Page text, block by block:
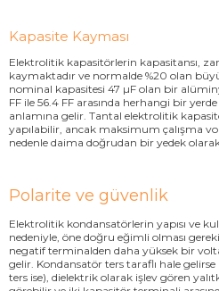
Kapasite Kayması
Elektrolitik kapasitörlerin kapasitansı,
kaymaktadır ve normalde %20 olan
nominal kapasitesi 47 µF olan bir
FF ile 56.4 FF arasında herhangi bir
anlamına gelir. Tantal elektrolitik
yapılabilir, ancak maksimum çalışma
nedenle daima doğrudan bir yedek
Polarite ve güvenlik
Elektrolitik kondansatörlerin yapısı ve
nedeniyle, öne doğru eğimli olması
negatif terminalden daha yüksek bir
gelir. Kondansatör ters taraflı hale
ters ise), dielektrik olarak işlev gören